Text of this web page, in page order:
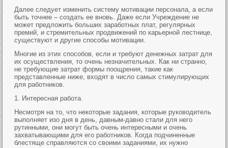
Далее следует изменить систему мотивации персонала, а если
быть точнее – создать ее вновь. Даже если Учреждение не
может предложить больших заработных плат, регулярных
премий, и стремительных продвижений по карьерной лестнице,
существуют и другие способы мотивации.
Многие из этих способов, если и требуют денежных затрат для
их осуществления, то очень незначительных. Как ни странно,
не требующие затрат формы поощрения, такие как
представленные ниже, входят в число самых стимулирующих
для работников.
1. Интересная работа.
Несмотря на то, что некоторые задания, которые руководитель
выполняет изо дня в день, давным-давно стали для него
рутинными, они могут быть очень интересными и очень
захватывающими для его работников. Когда подчиненные
блестяще справляются со своими заданиями, их нужно